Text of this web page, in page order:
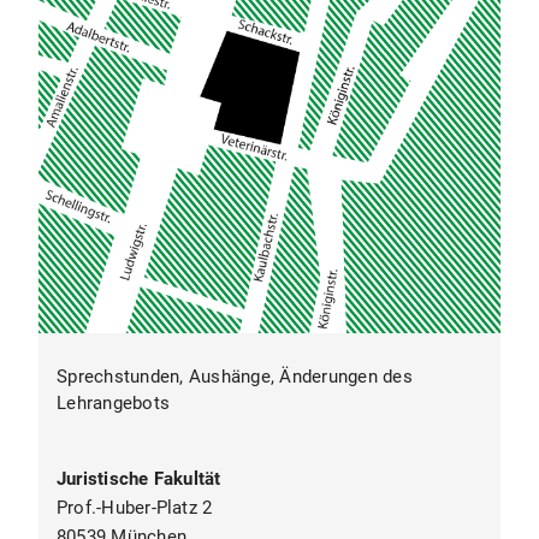
WP 10.2 P Urheberrecht Übung (3 ECTS, 2
SWS)
Modul WP 11: Aufbaumodul Völkerrecht (6
ECTS)
WP 11.1 P Vertiefung Völkerrecht
Vorlesung (3 ECTS, 2 SWS)
WP 11.2 P Vertiefung Völkerrecht Übung (3
ECTS, 2 SWS)
Modul WP 12: Aufbaumodul Zivilrecht (6
ECTS)
WP 12.1 P Privates Wirtschaftsrecht
Vorlesung (3 ECTS, 2 SWS)
(3 ECTS, 2 SWS)
Modul WP 13: Profilmodul Arbeitsrecht (6
Sprechstunden, Aushänge, Änderungen des
Lehrangebots
Juristische Fakultät
Prof.-Huber-Platz 2